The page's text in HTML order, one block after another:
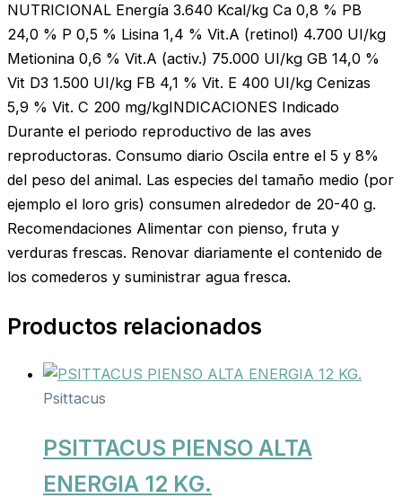
NUTRICIONAL Energía 3.640 Kcal/kg Ca 0,8 % PB
24,0 % P 0,5 % Lisina 1,4 % Vit.A (retinol) 4.700 UI/kg
Metionina 0,6 % Vit.A (activ.) 75.000 UI/kg GB 14,0 %
Vit D3 1.500 UI/kg FB 4,1 % Vit. E 400 UI/kg Cenizas
5,9 % Vit. C 200 mg/kgINDICACIONES Indicado
Durante el periodo reproductivo de las aves
reproductoras. Consumo diario Oscila entre el 5 y 8%
del peso del animal. Las especies del tamaño medio (por
ejemplo el loro gris) consumen alrededor de 20-40 g.
Recomendaciones Alimentar con pienso, fruta y
verduras frescas. Renovar diariamente el contenido de
los comederos y suministrar agua fresca.
Productos relacionados
Psittacus
PSITTACUS PIENSO ALTA
ENERGIA 12 KG.